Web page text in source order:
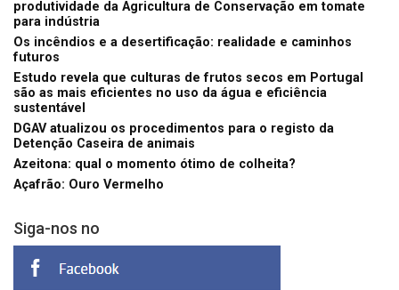
produtividade da Agricultura de Conservação em tomate
para indústria
Os incêndios e a desertificação: realidade e caminhos
futuros
Estudo revela que culturas de frutos secos em Portugal
são as mais eficientes no uso da água e eficiência
sustentável
DGAV atualizou os procedimentos para o registo da
Detenção Caseira de animais
Azeitona: qual o momento ótimo de colheita?
Açafrão: Ouro Vermelho
Siga-nos no